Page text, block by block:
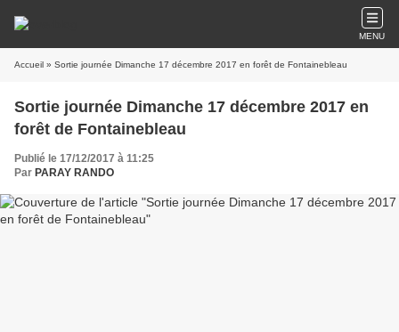
MENU
Accueil » Sortie journée Dimanche 17 décembre 2017 en forêt de Fontainebleau
Sortie journée Dimanche 17 décembre 2017 en
forêt de Fontainebleau
Publié le 17/12/2017 à 11:25
Par PARAY RANDO